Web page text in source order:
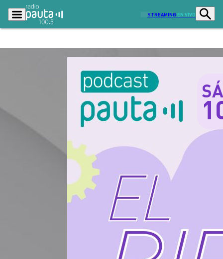
STREAMING EN VIVO
Actualidad
Radio en vivo Sostenibilidad
Deportes
Entretención y Cultura
Contenido Patrocinado